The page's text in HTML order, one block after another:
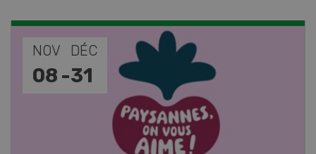
NOV
17 -
JAN
26